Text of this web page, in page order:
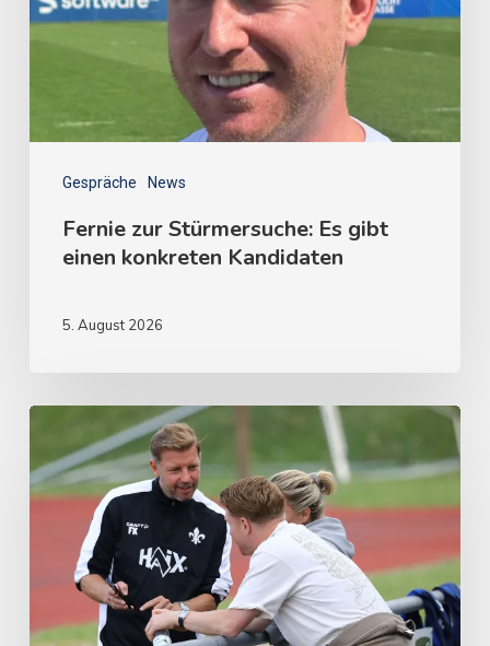
Gespräche News
Fernie zur Stürmersuche: Es gibt
einen konkreten Kandidaten
5. August 2026